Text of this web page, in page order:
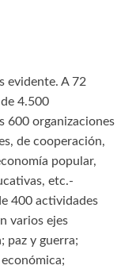
evidente. A 72
4.500
600 organizaciones
de cooperación,
popular,
etc.-
400 actividades
varios ejes
paz y guerra;